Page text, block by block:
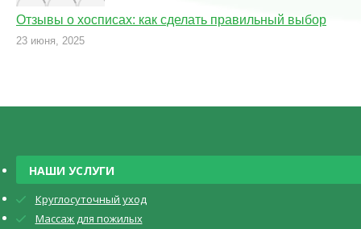
Отзывы о хосписах: как сделать правильный выбор
23 июня, 2025
НАШИ УСЛУГИ
Круглосуточный уход
Массаж для пожилых